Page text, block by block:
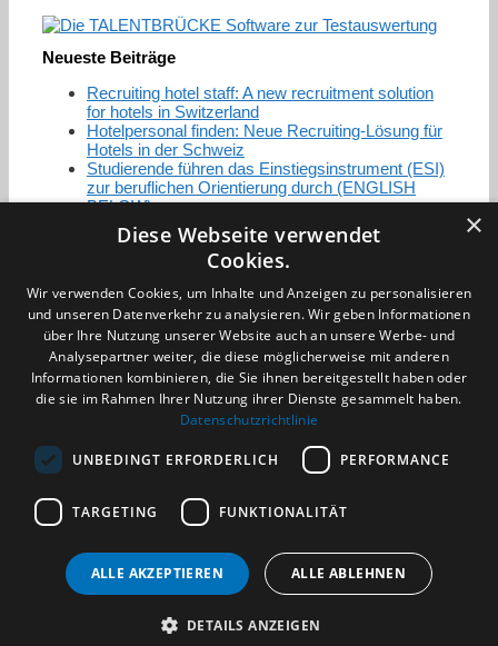
Neueste Beiträge
Recruiting hotel staff: A new recruitment solution
for hotels in Switzerland
Hotelpersonal finden: Neue Recruiting-Lösung für
Hotels in der Schweiz
Studierende führen das Einstiegsinstrument (ESI)
zur beruflichen Orientierung durch (ENGLISH
BELOW)
Zertifizierung / Mitgliedschaften
Datenschutzerklärung
Benachrichtigungsservice
Kontakt und Anfahrt
(c) 2026 TALENTBRÜCKE GmbH & Co. KG
×
Diese Webseite verwendet
Cookies.
Wir verwenden Cookies, um Inhalte und Anzeigen zu personalisieren
und unseren Datenverkehr zu analysieren. Wir geben Informationen
über Ihre Nutzung unserer Website auch an unsere Werbe- und
Analysepartner weiter, die diese möglicherweise mit anderen
Informationen kombinieren, die Sie ihnen bereitgestellt haben oder
die sie im Rahmen Ihrer Nutzung ihrer Dienste gesammelt haben.
Datenschutzrichtlinie
UNBEDINGT ERFORDERLICH PERFORMANCE
TARGETING FUNKTIONALITÄT
ALLE AKZEPTIEREN ALLE ABLEHNEN
DETAILS ANZEIGEN